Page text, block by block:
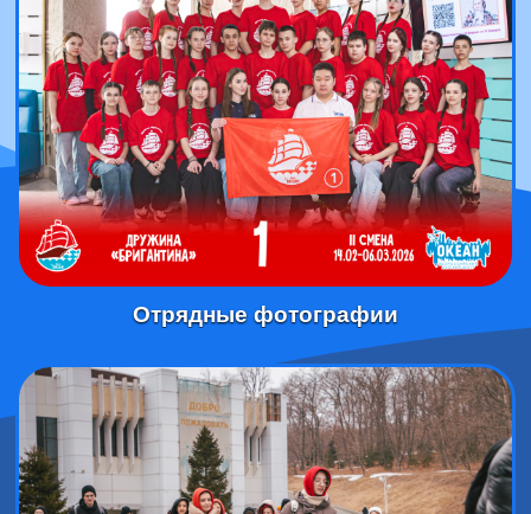
Отрядные фотографии